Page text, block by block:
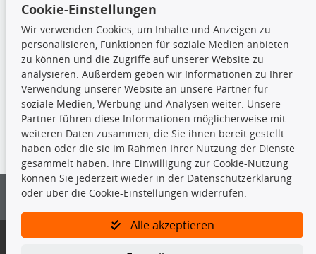
Schneeketten
TecDoc Inside
Die hier angezeigten Daten insbesondere die gesamte Datenbank dürfen
nicht kopiert werden.
Es ist zu unterlassen, die Daten oder die gesamte Datenbank ohne
vorherige Zustimmung von TecDoc zu vervielfältigen, zu verbreiten
und/oder diese Handlungen durch Dritte ausführen zu lassen. Ein
Bitte prüfen Sie, ob das über unseren Onlineshop identifizierte Ersatzteil
Cookie-Einstellungen
Wir verwenden Cookies, um Inhalte und Anzeigen zu
personalisieren, Funktionen für soziale Medien anbieten
zu können und die Zugriffe auf unserer Website zu
analysieren. Außerdem geben wir Informationen zu Ihrer
Verwendung unserer Website an unsere Partner für
soziale Medien, Werbung und Analysen weiter. Unsere
Partner führen diese Informationen möglicherweise mit
weiteren Daten zusammen, die Sie ihnen bereit gestellt
haben oder die sie im Rahmen Ihrer Nutzung der Dienste
gesammelt haben. Ihre Einwilligung zur Cookie-Nutzung
können Sie jederzeit wieder in der Datenschutzerklärung
oder über die Cookie-Einstellungen widerrufen.
Alle akzeptieren